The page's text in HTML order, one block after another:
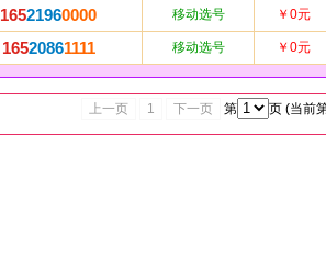
16521960000 移动选号 ￥0元
16520861111 移动选号 ￥0元
上一页 1 下一页 第 页 (当前